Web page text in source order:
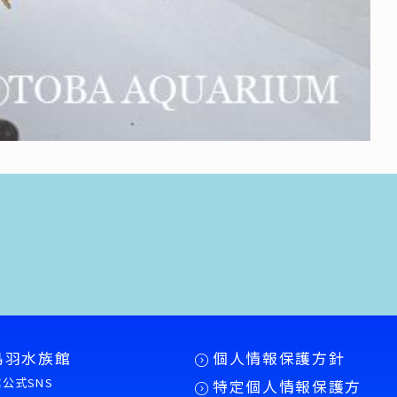
水族館
式SNS
個人情報保護方針
特定個人情報保護方